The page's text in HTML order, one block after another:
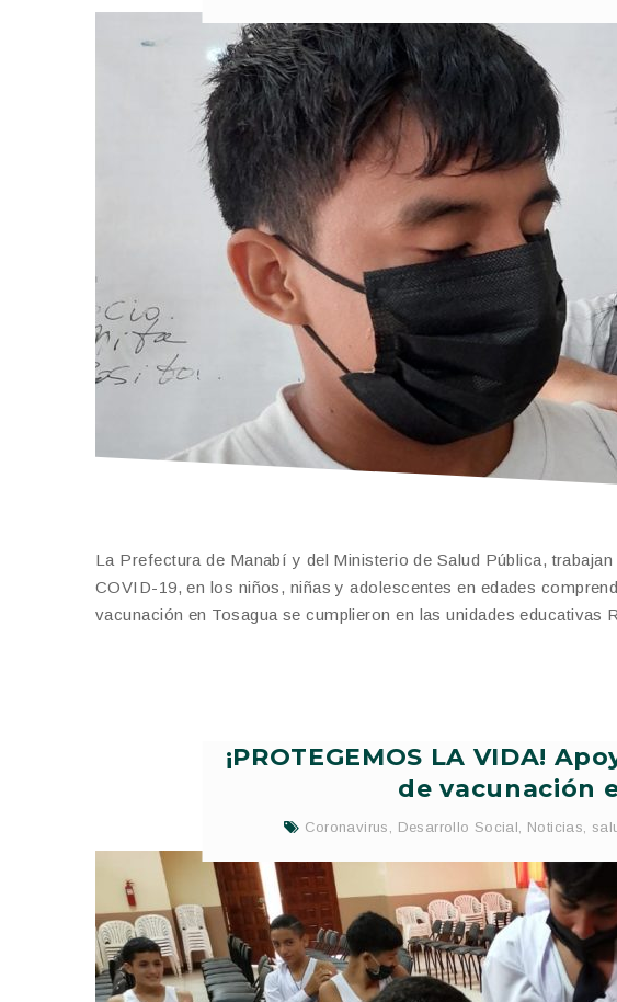
La Prefectura de Manabí y del Ministerio de Salud Pública,
COVID-19, en los niños, niñas y adolescentes en edades
vacunación en Tosagua se cumplieron en las unidades
¡PROTEGEMOS LA VIDA!
de vacunación
Coronavirus , Desarrollo Social, Noticias,